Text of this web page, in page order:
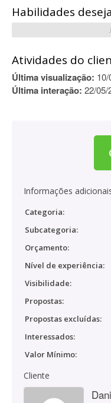
Habilidades
Atividades do
Última visualização:
Última interação: 22/05/
Informações
Categoria:
Subcategoria:
Orçamento:
Nível de experiência:
Visibilidade:
Propostas:
Propostas excluídas:
Interessados:
Valor Mínimo:
Cliente